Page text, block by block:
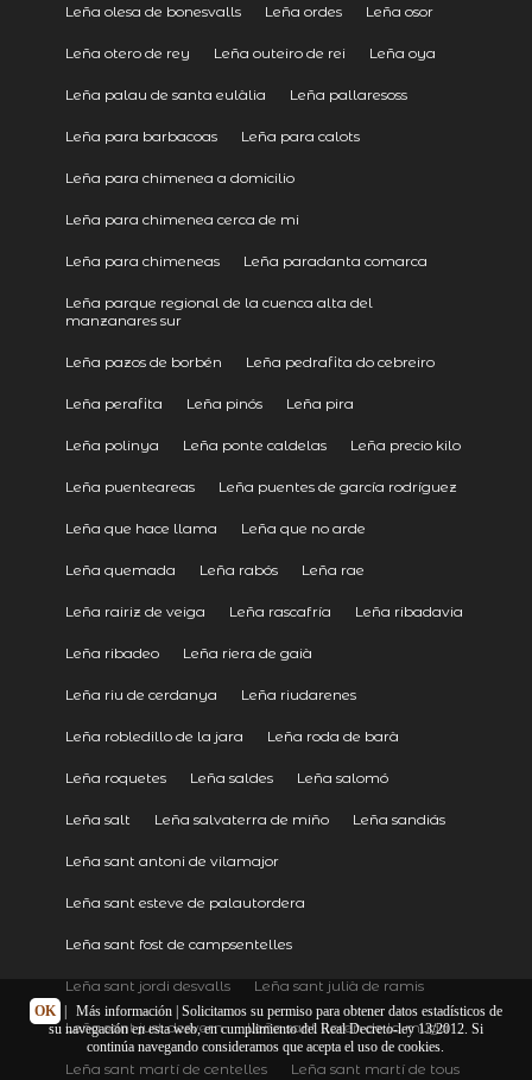
Leña olesa de bonesvalls Leña ordes Leña osor
Leña otero de rey Leña outeiro de rei Leña oya
Leña palau de santa eulàlia Leña pallaresoss
Leña para barbacoas Leña para calots
Leña para chimenea a domicilio
Leña para chimenea cerca de mi
Leña para chimeneas Leña paradanta comarca
Leña parque regional de la cuenca alta del
manzanares sur
Leña pazos de borbén Leña pedrafita do cebreiro
Leña perafita Leña pinós Leña pira
Leña polinya Leña ponte caldelas Leña precio kilo
Leña puenteareas Leña puentes de garcía rodríguez
Leña que hace llama Leña que no arde
Leña quemada Leña rabós Leña rae
Leña rairiz de veiga Leña rascafría Leña ribadavia
Leña ribadeo Leña riera de gaià
Leña riu de cerdanya Leña riudarenes
Leña robledillo de la jara Leña roda de barà
Leña roquetes Leña saldes Leña salomó
Leña salt Leña salvaterra de miño Leña sandiás
Leña sant antoni de vilamajor
Leña sant esteve de palautordera
Leña sant fost de campsentelles
Leña sant jordi desvalls Leña sant julià de ramis
Leña sant just desvern Leña sant lloren de la muga
Leña sant martí de centelles Leña sant martí de tous
OK Más información| Solicitamos su permiso para obtener datos estadísticos de
su navegación en esta web, en cumplimiento del Real Decreto-ley 13/2012. Si
continúa navegando consideramos que acepta el uso de cookies.